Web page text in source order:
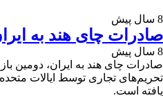
8 سال پیش
صادرات چای هند به
8 سال پیش
صادرات چای هند به ایران، دومین
تحریم‌های تجاری توسط ایالات
یافته است.